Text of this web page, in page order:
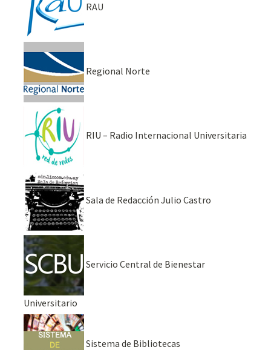
RAU
Regional Norte
RIU – Radio Internacional Universitaria
Sala de Redacción Julio Castro
Servicio Central de Bienestar
Universitario
Sistema de Bibliotecas